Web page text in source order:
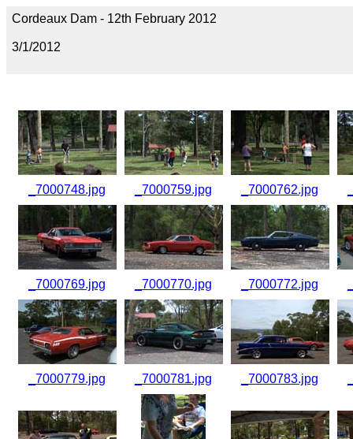
Cordeaux Dam - 12th February 2012
3/1/2012
_7000748.jpg _7000759.jpg _7000762.jpg
_7000769.jpg _7000770.jpg _7000772.jpg
_7000779.jpg _7000781.jpg _7000783.jpg